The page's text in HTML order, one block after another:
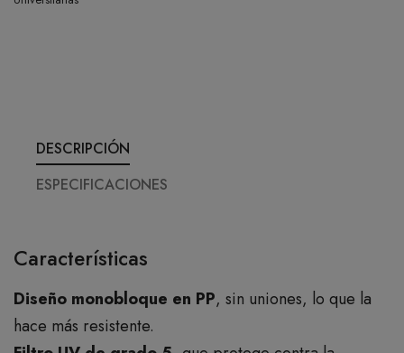
DESCRIPCIÓN
ESPECIFICACIONES
Características
Diseño monobloque en PP, sin uniones, lo que la
hace más resistente.